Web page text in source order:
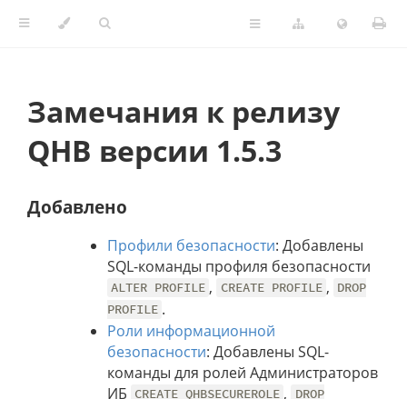
Замечания к релизу
QHB версии 1.5.3
Добавлено
Профили безопасности: Добавлены
SQL-команды профиля безопасности
ALTER PROFILE , CREATE PROFILE , DROP
PROFILE .
Роли информационной
безопасности: Добавлены SQL-
команды для ролей Администраторов
ИБ CREATE QHBSECUREROLE ,
DROP